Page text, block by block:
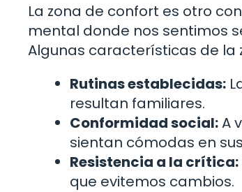
La zona de confort es otro
mental donde nos sentimos
Algunas características de la
Rutinas establecidas:
resultan familiares.
Conformidad social:A
sientan cómodas en
Resistencia a la crítica:
que evitemos cambios.